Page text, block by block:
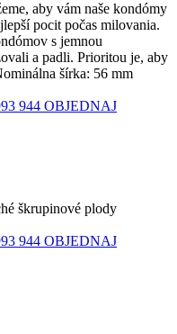
aby vám naše kondómy
pocit počas milovania.
s jemnou
a padli. Prioritou je, aby
šírka: 56 mm
944 OBJEDNAJ
škrupinové plody
944 OBJEDNAJ